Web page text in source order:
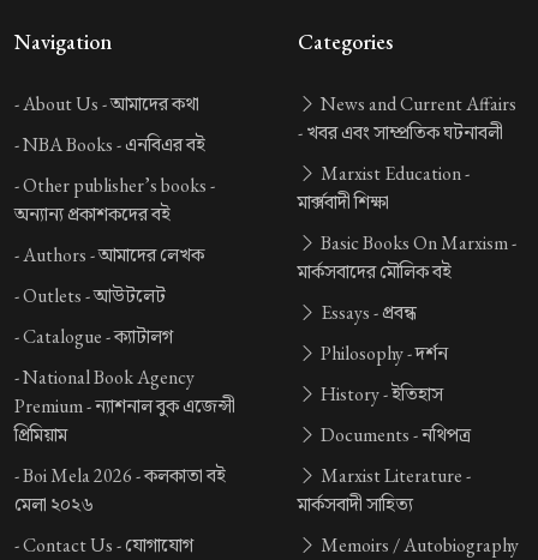
Navigation
-About Us -আমাদের কথা
-NBA Books -এনবিএর বই
-Other publisher’s books -
অন্যান্য প্রকাশকদের বই
-Authors -আমাদের লেখক
-Outlets -আউটলেট
-Catalogue -ক্যাটালগ
-National Book Agency
Premium -ন্যাশনাল বুক এজেন্সী
প্রিমিয়াম
-Boi Mela 2026 -কলকাতা বই
মেলা ২০২৬
-Contact Us -যোগাযোগ
Categories
News and Current Affairs
-খবর এবং সাম্প্রতিক ঘটনাবলী
Marxist Education -
মার্ক্সবাদী শিক্ষা
Basic Books On Marxism -
মার্কসবাদের মৌলিক বই
Essays -প্রবন্ধ
Philosophy -দর্শন
History -ইতিহাস
Documents -নথিপত্র
Marxist Literature -
মার্কসবাদী সাহিত্য
Memoirs / Autobiography